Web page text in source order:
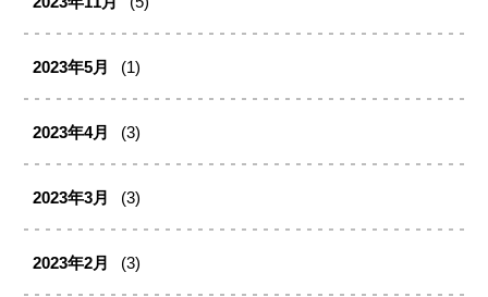
2023年5月 (1)
2023年4月 (3)
2023年3月 (3)
2023年2月 (3)